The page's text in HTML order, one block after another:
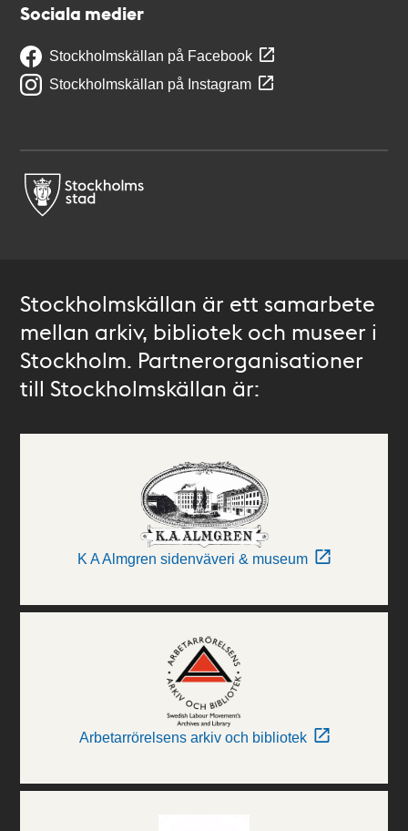
Sociala medier
Stockholmskällan på Facebook
Stockholmskällan på Instagram
Stockholmskällan är ett samarbete
mellan arkiv, bibliotek och museer i
Stockholm. Partnerorganisationer
till Stockholmskällan är:
K A Almgren sidenväveri & museum
Arbetarrörelsens arkiv och bibliotek